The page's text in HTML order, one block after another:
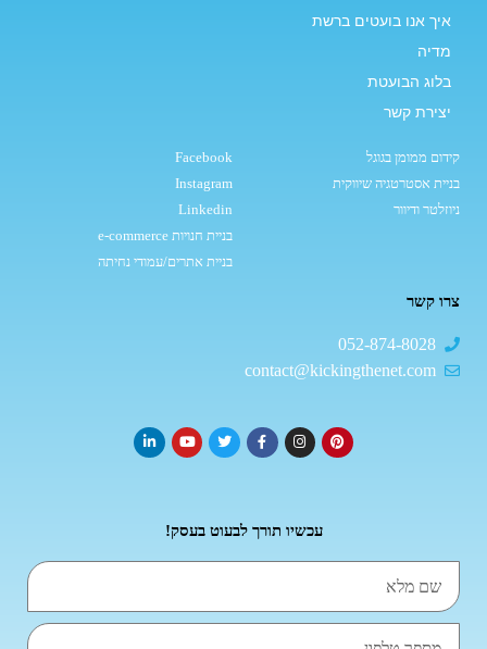
איך אנו בועטים ברשת
מדיה
בלוג הבועטת
יצירת קשר
קידום ממומן בגוגל
בניית אסטרטגיה שיווקית
ניוזלטר ודיוור
Facebook
Instagram
Linkedin
בניית חנויות e-commerce
בניית אתרים/עמודי נחיתה
צרו קשר
052-874-8028
contact@kickingthenet.com
עכשיו תורך לבעוט בעסק!